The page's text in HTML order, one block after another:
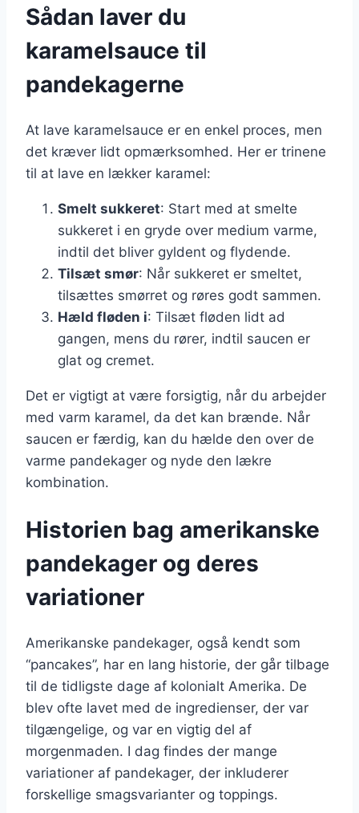
Sådan laver du
karamelsauce til
pandekagerne
At lave karamelsauce er en enkel proces, men
det kræver lidt opmærksomhed. Her er trinene
til at lave en lækker karamel:
Smelt sukkeret: Start med at smelte
sukkeret i en gryde over medium varme,
indtil det bliver gyldent og flydende.
Tilsæt smør: Når sukkeret er smeltet,
tilsættes smørret og røres godt sammen.
Hæld fløden i: Tilsæt fløden lidt ad
gangen, mens du rører, indtil saucen er
glat og cremet.
Det er vigtigt at være forsigtig, når du arbejder
med varm karamel, da det kan brænde. Når
saucen er færdig, kan du hælde den over de
varme pandekager og nyde den lækre
kombination.
Historien bag amerikanske
pandekager og deres
variationer
Amerikanske pandekager, også kendt som
“pancakes”, har en lang historie, der går tilbage
til de tidligste dage af kolonialt Amerika. De
blev ofte lavet med de ingredienser, der var
tilgængelige, og var en vigtig del af
morgenmaden. I dag findes der mange
variationer af pandekager, der inkluderer
forskellige smagsvarianter og toppings.